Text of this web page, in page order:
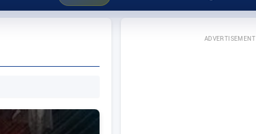
ADVERTISEMENT